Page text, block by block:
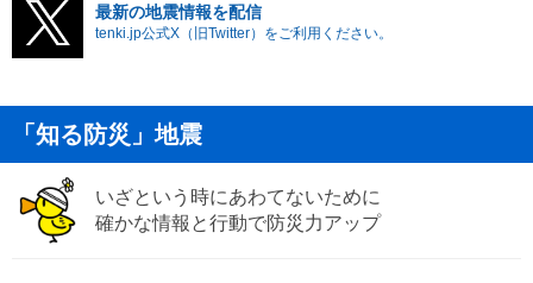
最新の地震情報を配信
tenki.jp公式X（旧Twitter）をご利用ください。
「知る防災」地震
いざという時にあわてないために
確かな情報と行動で防災力アップ